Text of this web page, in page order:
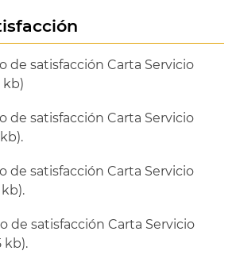
de satisfacción Carta Servicio
kb)
de satisfacción Carta Servicio
de satisfacción Carta Servicio
de satisfacción Carta Servicio
kb).